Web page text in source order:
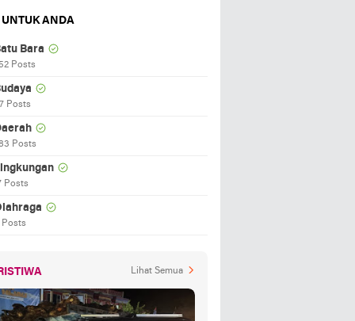
UNTUK ANDA
Bara
Posts
Posts
Posts
Posts
Posts
Lihat Semua